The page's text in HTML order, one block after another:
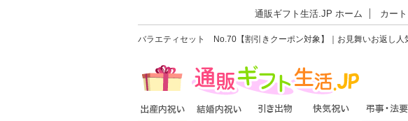
通販ギフト生活.JP ホーム カー
バラエティセット No.70【割引きクーポン対象】｜お見舞いお返し人